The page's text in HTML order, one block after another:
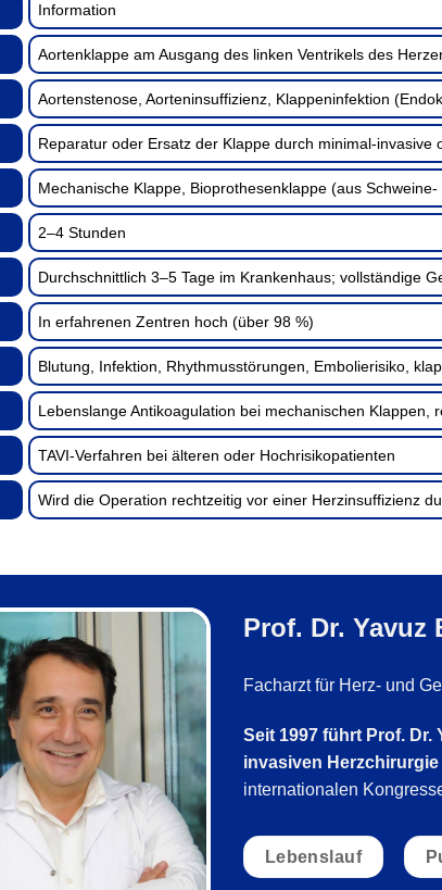
Information
Aortenklappe am Ausgang des linken Ventrikels des
Aortenstenose, Aorteninsuffizienz, Klappeninfektion
Reparatur oder Ersatz der Klappe durch minimal-
Mechanische Klappe, Bioprothesenklappe (aus
2–4 Stunden
Durchschnittlich 3–5 Tage im Krankenhaus; vollständige
In erfahrenen Zentren hoch (über 98 %)
Blutung, Infektion, Rhythmusstörungen, Embolierisiko,
Lebenslange Antikoagulation bei mechanischen Klappen,
TAVI-Verfahren bei älteren oder Hochrisikopatienten
Wird die Operation rechtzeitig vor einer Herzinsuffizienz
Prof. Dr. Yavuz
Facharzt für Herz- und
Seit 1997 führt Prof.
invasiven Herzchirurgie
internationalen
Lebenslauf